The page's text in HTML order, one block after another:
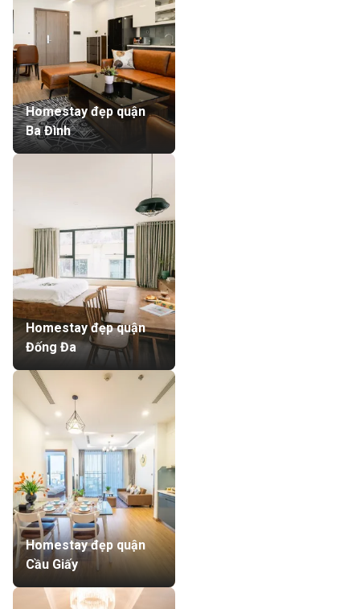
Homestay đẹp quận
Ba Đình
Homestay đẹp quận
Đống Đa
Homestay đẹp quận
Cầu Giấy